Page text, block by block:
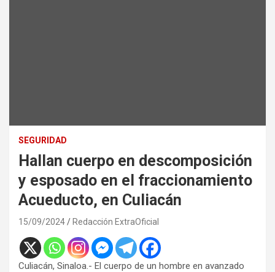
SEGURIDAD
Hallan cuerpo en descomposición
y esposado en el fraccionamiento
Acueducto, en Culiacán
15/09/2024 Redacción ExtraOficial
Culiacán, Sinaloa.- El cuerpo de un hombre en avanzado